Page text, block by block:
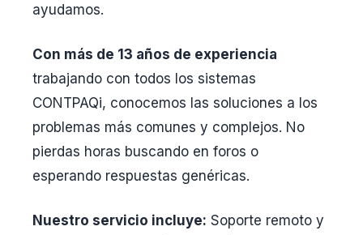
ayudamos.
Con más de 13 años de experiencia
trabajando con todos los sistemas
CONTPAQi, conocemos las soluciones a los
problemas más comunes y complejos. No
pierdas horas buscando en foros o
esperando respuestas genéricas.
Nuestro servicio incluye: Soporte remoto y